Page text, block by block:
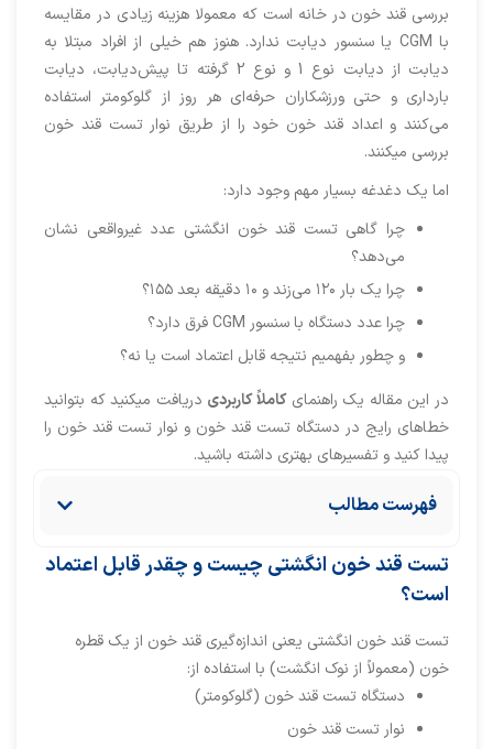
بررسی قند خون در خانه است که معمولا هزینه زیادی در مقایسه
با CGM یا سنسور دیابت ندارد. هنوز هم خیلی از افراد مبتلا به
دیابت از دیابت نوع 1 و نوع 2 گرفته تا پیش‌دیابت، دیابت
بارداری و حتی ورزشکاران حرفه‌ای هر روز از گلوکومتر استفاده
می‌کنند و اعداد قند خون خود را از طریق نوار تست قند خون
بررسی میکنند.
اما یک دغدغه بسیار مهم وجود دارد:
چرا گاهی تست قند خون انگشتی عدد غیرواقعی نشان
می‌دهد؟
چرا یک بار ۱۲۰ می‌زند و ۱۰ دقیقه بعد ۱۵۵؟
چرا عدد دستگاه با سنسور CGM فرق دارد؟
و چطور بفهمیم نتیجه قابل اعتماد است یا نه؟
در این مقاله یک راهنمایکاملاً کاربردی دریافت میکنید که بتوانید
خطاهای رایج در دستگاه تست قند خون و نوار تست قند خون را
پیدا کنید و تفسیرهای بهتری داشته باشید.
فهرست مطالب
تست قند خون انگشتی چیست و چقدر قابل اعتماد
است؟
تست قند خون انگشتی یعنی اندازه‌گیری قند خون از یک قطره
خون (معمولاً از نوک انگشت) با استفاده از:
دستگاه تست قند خون (گلوکومتر)
نوار تست قند خون